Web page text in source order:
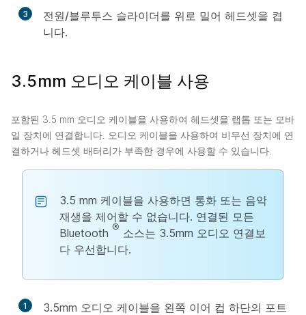
3 전원/블루투스 슬라이더를 위로 밀어 헤드셋을 켭
니다.
3.5mm 오디오 케이블 사용
포함된 3.5 mm 오디오 케이블을 사용하여 헤드셋을 랩톱 또는 모바
일 장치에 연결합니다. 오디오 케이블을 사용하여 비무선 장치에 연
결하거나 헤드셋 배터리가 부족한 경우에 사용할 수 있습니다.
3.5 mm 케이블을 사용하면 통화 또는 음악
재생을 제어할 수 없습니다. 연결된 모든
Bluetooth ® 소스는 3.5mm 오디오 연결보
다 우선합니다.
1
3.5mm 오디오 케이블을 왼쪽 이어 컵 하단의 포트